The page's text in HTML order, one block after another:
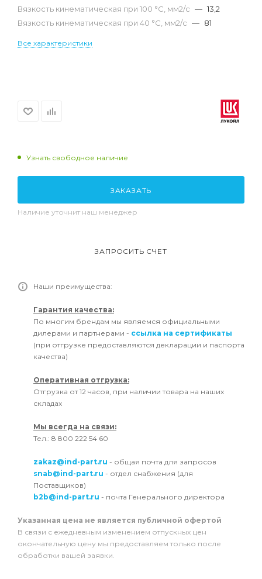
Вязкость кинематическая при 100 °С, мм2/с — 13,2
Вязкость кинематическая при 40 °С, мм2/с — 81
Все характеристики
Узнать свободное наличие
ЗАКАЗАТЬ
Наличие уточнит наш менеджер
ЗАПРОСИТЬ СЧЕТ
Наши преимущества:
Гарантия качества:
По многим брендам мы являемся официальными
дилерами и партнерами - ссылка на сертификаты
(при отгрузке предоставляются декларации и паспорта
качества)
Оперативная отгрузка:
Отгрузка от 12 часов, при наличии товара на наших
складах
Мы всегда на связи:
Тел.: 8 800 222 54 60
zakaz@ind-part.ru - общая почта для запросов
snab@ind-part.ru - отдел снабжения (для
Поставщиков)
b2b@ind-part.ru - почта Генерального директора
Указанная цена не является публичной офертой
В связи с ежедневным изменением отпускных цен
окончательную цену мы предоставляем только после
обработки вашей заявки.